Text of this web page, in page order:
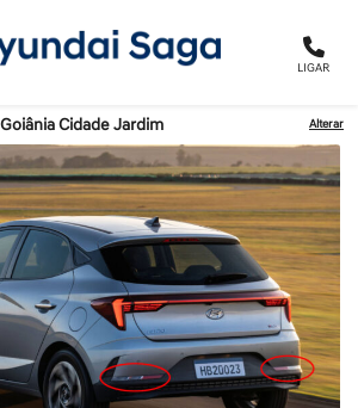
LIGAR
Cidade Jardim Alterar